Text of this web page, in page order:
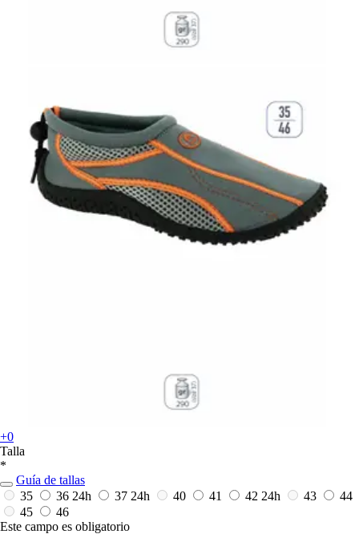
+0
Talla
*
Guía de tallas
35
36 24h 37 24h 40 41 42 24h 43
44
45
46
Este campo es obligatorio